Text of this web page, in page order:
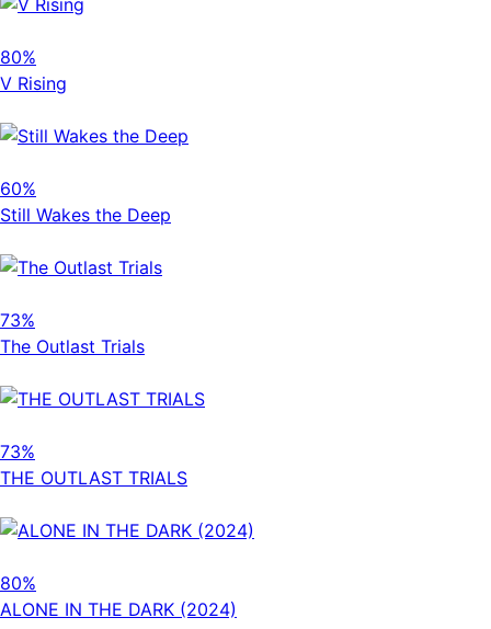
80%
V Rising
60%
Still Wakes the Deep
73%
The Outlast Trials
73%
THE OUTLAST TRIALS
80%
ALONE IN THE DARK (2024)